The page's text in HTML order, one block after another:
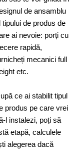
de ansamblu
tipului de produs de
ai nevoie: porți cu
rapidă,
mecanici full
etc.
ce ai stabilit tipul
produs pe care vrei
l instalezi, poți să
etapă, calculele
alegerea dacă